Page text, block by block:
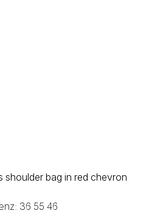
shoulder bag in red chevron
36 55 46